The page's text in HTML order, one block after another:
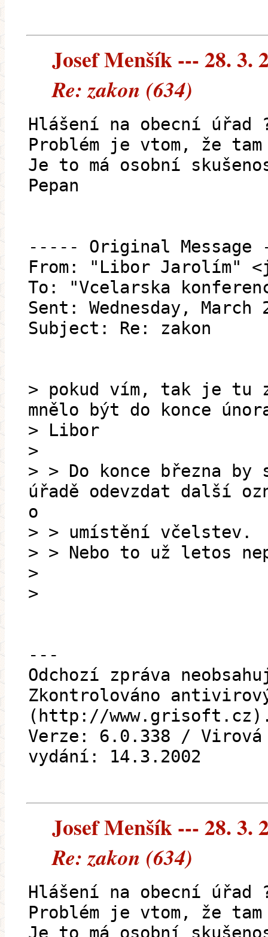
Josef Menšík --- 28. 3.
Re: zakon (634)
Hlášení na obecní úřad
Problém je vtom, že
Je to má osobní
Pepan
----- Original
From: "Libor Jarolím"
To: "Vcelarska
Sent: Wednesday, March
Subject: Re: zakon
> pokud vím, tak je tu
mnělo být do konce
> Libor
>
> > Do konce března by
úřadě odevzdat další
o
> > umístění včelstev.
> > Nebo to už letos
>
>
---
Odchozí zpráva
Zkontrolováno
(http://
Verze: 6.0.338 / Virová
vydání: 14.3.2002
Josef Menšík --- 28. 3.
Re: zakon (634)
Hlášení na obecní úřad
Problém je vtom, že